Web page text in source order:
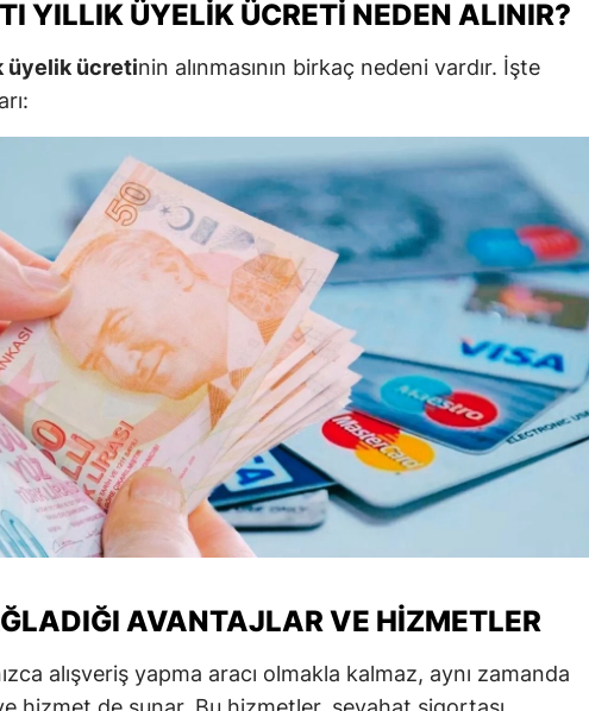
İzmir
Kars
Kayseri
Kırklareli
Kırşehir
Konya
Kütahya
Malatya
Manisa
Kahramanmaraş
Muş
YILLIK ÜYELIK ÜCRETI NEDEN ALINIR?
üyelik ücretinin alınmasının birkaç nedeni vardır. İşte
AVANTAJLAR VE HIZMETLER
alışveriş yapma aracı olmakla kalmaz, aynı zamanda